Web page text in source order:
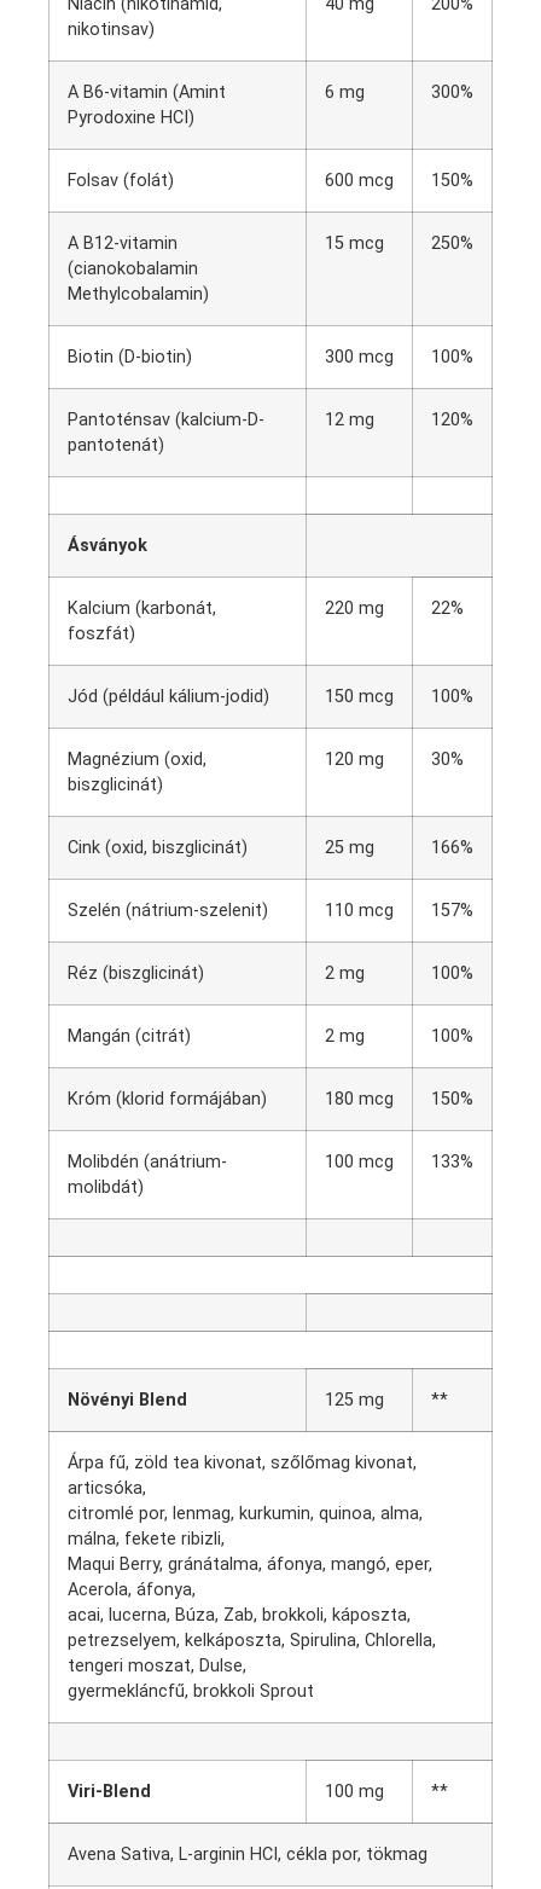
Niacin (nikotinamid,
nikotinsav)
40 mg 200%
A B6-vitamin (Amint
Pyrodoxine HCI)
6 mg 300%
Folsav (folát) 600 mcg 150%
A B12-vitamin
(cianokobalamin
Methylcobalamin)
15 mcg 250%
Biotin (D-biotin) 300 mcg 100%
Pantoténsav (kalcium-D-
pantotenát)
12 mg 120%
Ásványok
Kalcium (karbonát,
foszfát)
220 mg 22%
Jód (például kálium-jodid) 150 mcg 100%
Magnézium (oxid,
biszglicinát)
120 mg 30%
Cink (oxid, biszglicinát) 25 mg 166%
Szelén (nátrium-szelenit) 110 mcg 157%
Réz (biszglicinát) 2 mg 100%
Mangán (citrát) 2 mg 100%
Króm (klorid formájában) 180 mcg 150%
Molibdén (anátrium-
molibdát)
100 mcg 133%
Növényi Blend 125 mg **
Árpa fű, zöld tea kivonat, szőlőmag kivonat,
articsóka,
citromlé por, lenmag, kurkumin, quinoa, alma,
málna, fekete ribizli,
Maqui Berry, gránátalma, áfonya, mangó, eper,
Acerola, áfonya,
acai, lucerna, Búza, Zab, brokkoli, káposzta,
petrezselyem, kelkáposzta, Spirulina, Chlorella,
tengeri moszat, Dulse,
gyermekláncfű, brokkoli Sprout
Viri-Blend 100 mg **
Avena Sativa, L-arginin HCI, cékla por, tökmag